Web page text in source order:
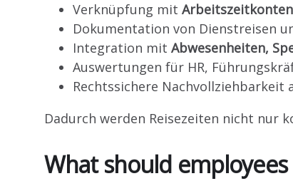
Verknüpfung mit
Dokumentation von Dienstreisen
Integration mit Abwesenheiten,
Auswertungen für HR,
Rechtssichere Nachvollziehbarkeit
Dadurch werden Reisezeiten nicht nur
What should